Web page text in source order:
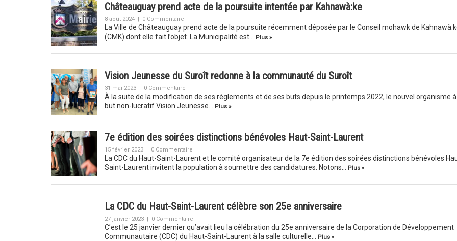
Châteauguay prend acte de la poursuite intentée par Kahnawà:ke
8 août 2024 | 0 Commentaire
La Ville de Châteauguay prend acte de la poursuite récemment déposée par le Conseil mohawk de
(CMK) dont elle fait l’objet. La Municipalité est…
Plus »
Vision Jeunesse du Suroît redonne à la communauté du Suroît
31 mai 2023 | 0 Commentaire
À la suite de la modification de ses règlements et de ses buts depuis le printemps 2022, le nouvel organisme à
but non-lucratif Vision Jeunesse…
Plus »
7e édition des soirées distinctions bénévoles Haut-Saint-Laurent
15 février 2023 | 0 Commentaire
La CDC du Haut-Saint-Laurent et le comité organisateur de la 7e édition des soirées distinctions bénévoles
Saint-Laurent invitent la population à soumettre des candidatures. Notons…
Plus »
La CDC du Haut-Saint-Laurent célèbre son 25e anniversaire
27 janvier 2023 | 0 Commentaire
C’est le 25 janvier dernier qu’avait lieu la célébration du 25e anniversaire de la Corporation de Développement
Communautaire (CDC) du Haut-Saint-Laurent à la salle culturelle…
Plus »